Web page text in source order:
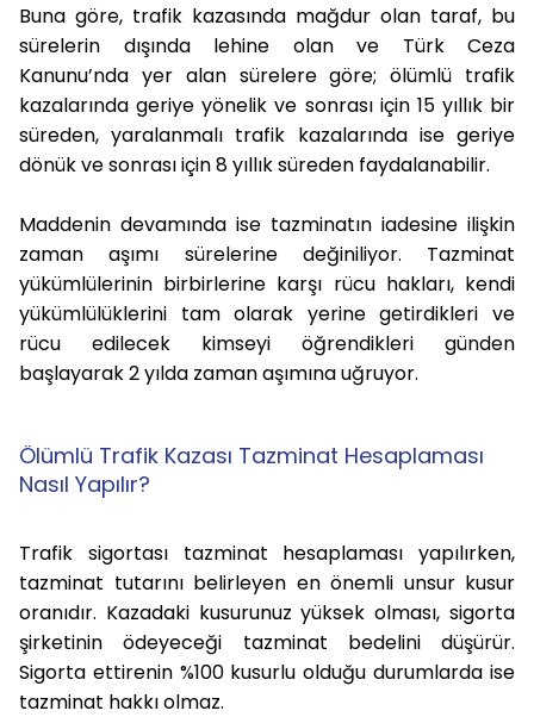
Buna göre, trafik kazasında mağdur olan taraf, bu
sürelerin dışında lehine olan ve Türk Ceza
Kanunu’nda yer alan sürelere göre; ölümlü trafik
kazalarında geriye yönelik ve sonrası için 15 yıllık bir
süreden, yaralanmalı trafik kazalarında ise geriye
dönük ve sonrası için 8 yıllık süreden faydalanabilir.
Maddenin devamında ise tazminatın iadesine ilişkin
zaman aşımı sürelerine değiniliyor. Tazminat
yükümlülerinin birbirlerine karşı rücu hakları, kendi
yükümlülüklerini tam olarak yerine getirdikleri ve
rücu edilecek kimseyi öğrendikleri günden
başlayarak 2 yılda zaman aşımına uğruyor.
Ölümlü Trafik Kazası Tazminat Hesaplaması
Nasıl Yapılır?
Trafik sigortası tazminat hesaplaması yapılırken,
tazminat tutarını belirleyen en önemli unsur kusur
oranıdır. Kazadaki kusurunuz yüksek olması, sigorta
şirketinin ödeyeceği tazminat bedelini düşürür.
Sigorta ettirenin %100 kusurlu olduğu durumlarda ise
tazminat hakkı olmaz.